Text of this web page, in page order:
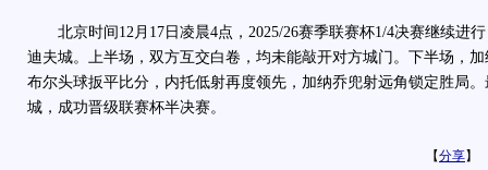
北京时间12月17日凌晨4点，2025/26赛季联赛杯1/4决赛继续进
迪夫城。上半场，双方互交白卷，均未能敲开对方城门。下半场，
布尔头球扳平比分，内托低射再度领先，加纳乔兜射远角锁定胜局
城，成功晋级联赛杯半决赛。
【分享】